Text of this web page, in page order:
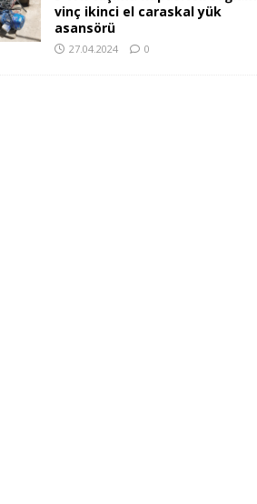
vinç ikinci el caraskal yük
asansörü
27.04.2024 0